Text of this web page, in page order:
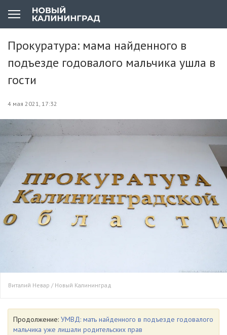
Прокуратура: мама найденного в
подъезде годовалого мальчика ушла в
гости
4 мая 2021, 17:32
Виталий Невар / Новый Калининград
Продолжение: УМВД: мать найденного в подъезде годовалого
мальчика уже лишали родительских прав